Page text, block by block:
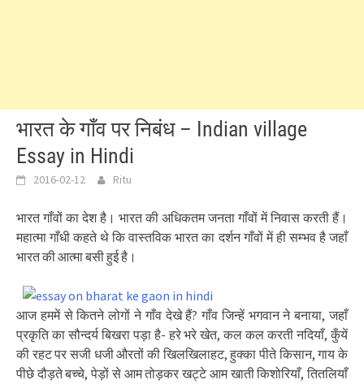
भारत के गाँव पर निबंध – Indian village
Essay in Hindi
2016-02-12 Ritu
भारत गाँवों का देश है। भारत की अधिकतम जनता गाँवों में निवास करती हैं।
महात्मा गाँधी कहते थे कि वास्तविक भारत का दर्शन गाँवों में ही सम्भव है जहाँ
भारत की आत्मा बसी हुई है।
आज हममें से कितने लोगों ने गाँव देखे हैं? गाँव जिन्हें भगवान ने बनाया, जहाँ
प्रकृति का सौन्दर्य बिखरा पड़ा है- हरे भरे खेत, कल कल करती नदियाँ, कुँयें
की रहट पर सजी धजी औरतों की खिलखिलाहट, हुक्का पीते किसान, गाय के
पीछे दौड़ते बच्चे, पेड़ों से आम तोड़कर खट्टे आम खाती किशोरियाँ, तितलियाँ